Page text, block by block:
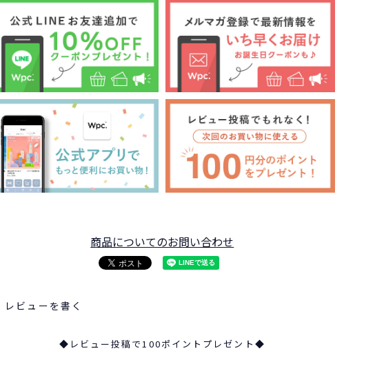
商品についてのお問い合わせ
レビューを書く
◆レビュー投稿で100ポイントプレゼント◆